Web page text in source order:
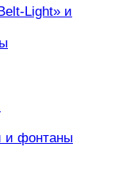
Light» и
и фонтаны